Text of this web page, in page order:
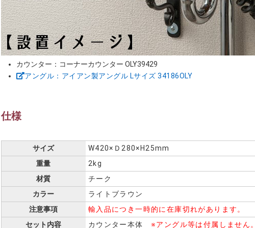
カウンター：コーナーカウンター OLY39429
アングル：アイアン製アングル Lサイズ 34186OLY
仕様
サイズ
W420×Ｄ280×H25mm
重量
2kg
材質
チーク
カラー
ライトブラウン
注意事項
輸入品につき一時的に在庫切れがあります。
セット内容
カウンター本体 ※アングル等は付属しません